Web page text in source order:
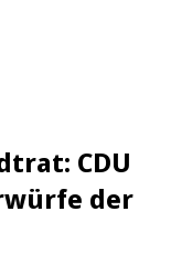
CDU
der